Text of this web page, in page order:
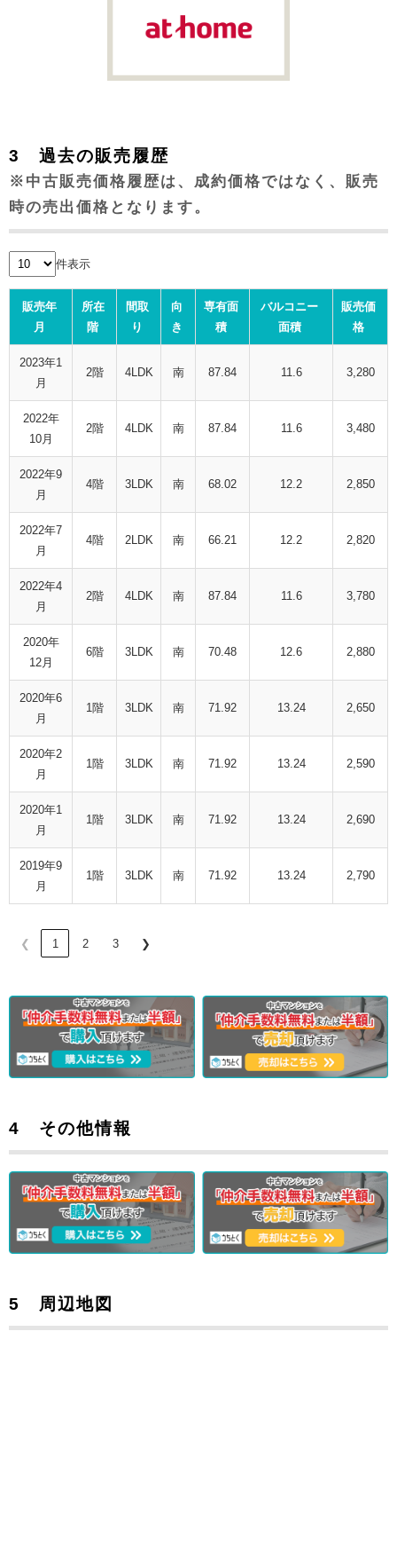
3 過去の販売履歴
※中古販売価格履歴は、成約価格ではなく、販売
時の売出価格となります。
件表示
販売年
月
所在
階
間取
り
向
き
専有面
積
バルコニー
面積
販売価
格
2023年1
月
2階 4LDK 南 87.84 11.6 3,280
2022年
10月
2階 4LDK 南 87.84 11.6 3,480
2022年9
月
4階 3LDK 南 68.02 12.2 2,850
2022年7
月
4階 2LDK 南 66.21 12.2 2,820
2022年4
月
2階 4LDK 南 87.84 11.6 3,780
2020年
12月
6階 3LDK 南 70.48 12.6 2,880
2020年6
月
1階 3LDK 南 71.92 13.24 2,650
2020年2
月
1階 3LDK 南 71.92 13.24 2,590
2020年1
月
1階 3LDK 南 71.92 13.24 2,690
2019年9
月
1階 3LDK 南 71.92 13.24 2,790
❮ 1 2 3 ❯
4 その他情報
5 周辺地図